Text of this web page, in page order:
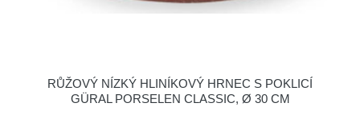
RŮŽOVÝ NÍZKÝ HLINÍKOVÝ HRNEC S POKLICÍ
GÜRAL PORSELEN CLASSIC, Ø 30 CM